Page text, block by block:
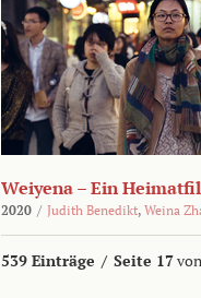
Weiyena – Ein
2020 / Judith Benedikt, Weina
539 Einträge / Seite 17